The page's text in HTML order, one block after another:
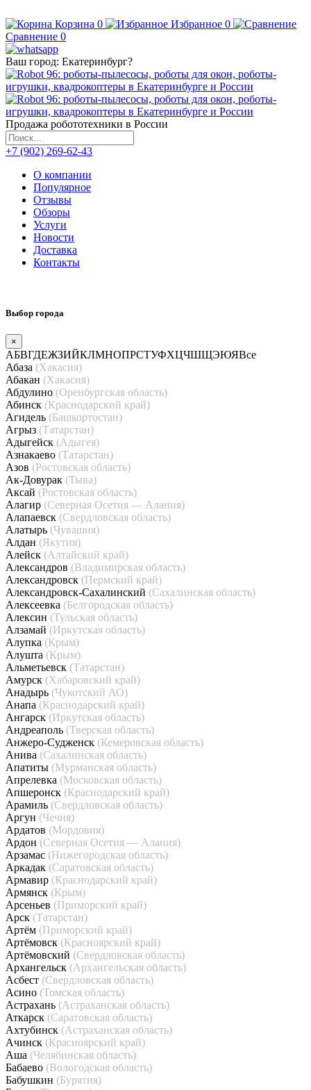
Корзина 0 Избранное 0
Сравнение 0
Ваш город: Екатеринбург?
Продажа робототехники в России
+7 (902) 269-62-43
О компании
Популярное
Отзывы
Обзоры
Услуги
Новости
Доставка
Контакты
Выбор города
×
АБВГДЕЖЗИЙКЛМНОПРСТУФХЦЧШЩЭЮЯВсе
Абаза (Хакасия)
Абакан (Хакасия)
Абдулино (Оренбургская область)
Абинск (Краснодарский край)
Агидель (Башкортостан)
Агрыз (Татарстан)
Адыгейск (Адыгея)
Азнакаево (Татарстан)
Азов (Ростовская область)
Ак-Довурак (Тыва)
Аксай (Ростовская область)
Алагир (Северная Осетия — Алания)
Алапаевск (Свердловская область)
Алатырь (Чувашия)
Алдан (Якутия)
Алейск (Алтайский край)
Александров (Владимирская область)
Александровск (Пермский край)
Александровск-Сахалинский (Сахалинская область)
Алексеевка (Белгородская область)
Алексин (Тульская область)
Алзамай (Иркутская область)
Алупка (Крым)
Алушта (Крым)
Альметьевск (Татарстан)
Амурск (Хабаровский край)
Анадырь (Чукотский АО)
Анапа (Краснодарский край)
Ангарск (Иркутская область)
Андреаполь (Тверская область)
Анжеро-Судженск (Кемеровская область)
Анива (Сахалинская область)
Апатиты (Мурманская область)
Апрелевка (Московская область)
Апшеронск (Краснодарский край)
Арамиль (Свердловская область)
Аргун (Чечня)
Ардатов (Мордовия)
Ардон (Северная Осетия — Алания)
Арзамас (Нижегородская область)
Аркадак (Саратовская область)
Армавир (Краснодарский край)
Армянск (Крым)
Арсеньев (Приморский край)
Арск (Татарстан)
Артём (Приморский край)
Артёмовск (Красноярский край)
Артёмовский (Свердловская область)
Архангельск (Архангельская область)
Асбест (Свердловская область)
Асино (Томская область)
Астрахань (Астраханская область)
Аткарск (Саратовская область)
Ахтубинск (Астраханская область)
Ачинск (Красноярский край)
Аша (Челябинская область)
Бабаево (Вологодская область)
Бабушкин (Бурятия)